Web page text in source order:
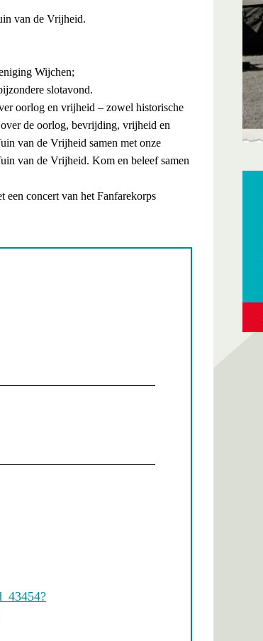
van de Vrijheid.
Wijchen;
slotavond.
oorlog en vrijheid – zowel historische
de oorlog, bevrijding, vrijheid en
van de Vrijheid samen met onze
van de Vrijheid. Kom en beleef samen
concert van het Fanfarekorps